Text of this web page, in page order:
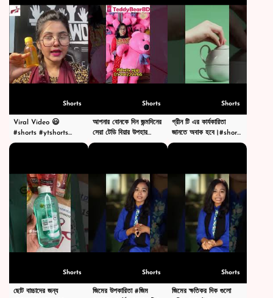
Shorts
Viral Video 😃
#shorts #ytshorts
#viralshorts #video
Shorts
আপনার বোনকে দিন জন্মদিনের
সেরা টেডি বিয়ার উপহার
#শর্টস
Shorts
গ্রীন টি এর কার্যকারিতা
জানতে অবাক হবে।#shorts
#trendingshorts
Shorts
ছোট বাচ্চাদের জন্য
Shorts
জিমের উপকারিতা #জিম
Shorts
জিমের ক্ষতিকর দিক গুলো